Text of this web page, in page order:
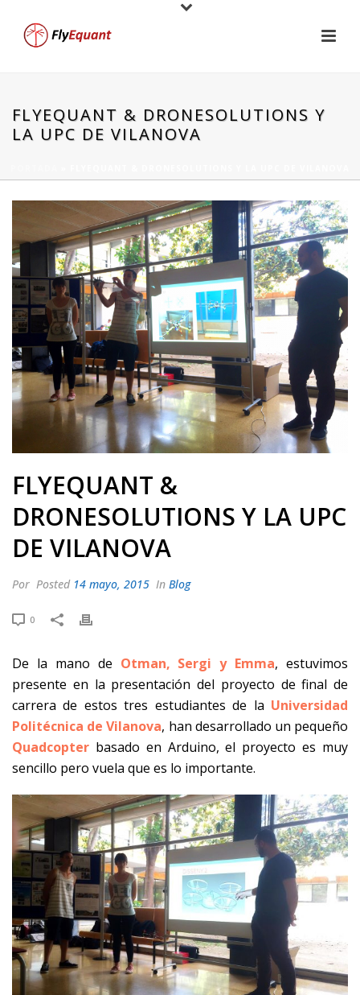
FLYEQUANT & DRONESOLUTIONS Y
LA UPC DE VILANOVA
FLYEQUANT &
DRONESOLUTIONS Y LA UPC
DE VILANOVA
Por Posted 14 mayo, 2015 In Blog
0
De la mano de Otman, Sergi y Emma, estuvimos
presente en la presentación del proyecto de final de
carrera de estos tres estudiantes de la Universidad
Politécnica de Vilanova, han desarrollado un pequeño
Quadcopter basado en Arduino, el proyecto es muy
sencillo pero vuela que es lo importante.